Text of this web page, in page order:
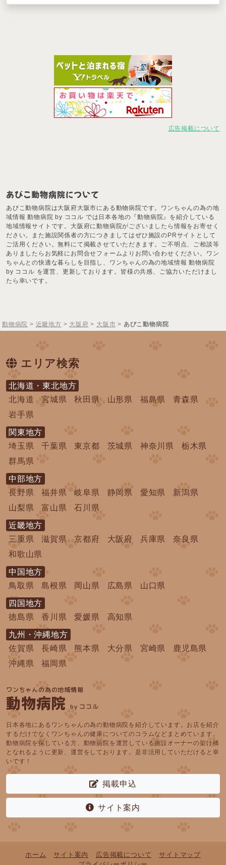
広告掲載について
あびこ動物病院について
あびこ動物病院は大阪府大阪市にある動物病院です。ワンちゃんの為の地
域情報 動物病院 by ココル では日本各地の『動物病院』を紹介している
地域情報サイトです。大阪府に動物病院がございましたら情報をお寄せく
ださい。また施設関係者の方につきましてはぜひ施設のPRサイトとして
ご活用ください。無料にて掲載させていただきます。ご不明点、ご相談等
ありましたらお気軽にお問合せフォームよりお問い合わせください。ワン
ちゃんとの快適な暮らしを目指し、ワンちゃんの為の地域情報 動物病院
by ココル を運営、更新しております。皆様の共感、ご協力いただけまし
たら幸いです。
動物病院 > 近畿地方 > 大阪府 > 大阪市 > あびこ動物病院
エリア検索
北海道・東北地方
北海道
宮城県 秋田県 山形県 福島県
青森県
岩手県
関東地方
埼玉県
千葉県 東京都 茨城県 神奈川県
栃木県
群馬県
中部地方
長野県
福井県 岐阜県 静岡県 愛知県
新潟県
山梨県
富山県 石川県
近畿地方
三重県
滋賀県 京都府 大阪府 兵庫県
奈良県
和歌山県
中国地方
鳥取県
島根県 岡山県 広島県 山口県
四国地方
徳島県
香川県 愛媛県 高知県
九州・沖縄地方
佐賀県
長崎県 熊本県 大分県 宮崎県
鹿児島県
沖縄県
福岡県
ワンちゃんの為の地域情報
動物病院 by ココル
日本各地にあるワンちゃんの為の動物病院を紹介しています。お店を紹介
するだけでなくワンちゃんの健康についてのコラムなどまとめています。
動物病院を探している方、動物病院を運営している施設オーナーの架け橋
となれるように更新、運営をしております。是非活用していただけると幸
いです！
掲載申込
サイト案内
ホーム サイト案内 広告掲載について
サイトマップ